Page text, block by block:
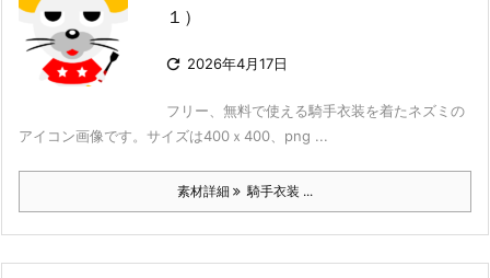
１）
 2026年4月17日
フリー、無料で使える騎手衣装を着たネズミの
アイコン画像です。サイズは400ｘ400、png ...
素材詳細 騎手衣装 ...